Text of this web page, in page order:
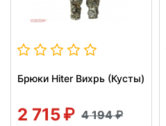
Брюки Hiter Вихрь (Кусты)
2 715 4 194